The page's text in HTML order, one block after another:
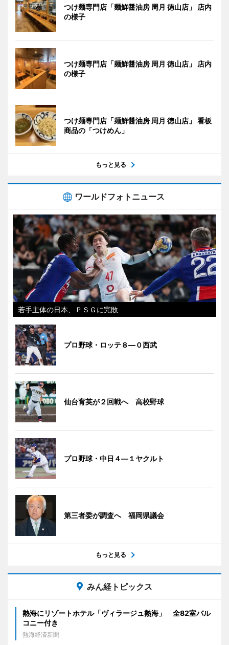
つけ麺専門店「麺鮮醤油房 周月 徳山店」 店内
の様子
つけ麺専門店「麺鮮醤油房 周月 徳山店」 店内
の様子
つけ麺専門店「麺鮮醤油房 周月 徳山店」 看板
商品の「つけめん」
もっと見る
ワールドフォトニュース
若手主体の日本、ＰＳＧに完敗
プロ野球・ロッテ８―０西武
仙台育英が２回戦へ 高校野球
プロ野球・中日４―１ヤクルト
第三者委が調査へ 福岡県議会
もっと見る
みん経トピックス
熱海にリゾートホテル「ヴィラージュ熱海」 全82室バル
コニー付き
熱海経済新聞